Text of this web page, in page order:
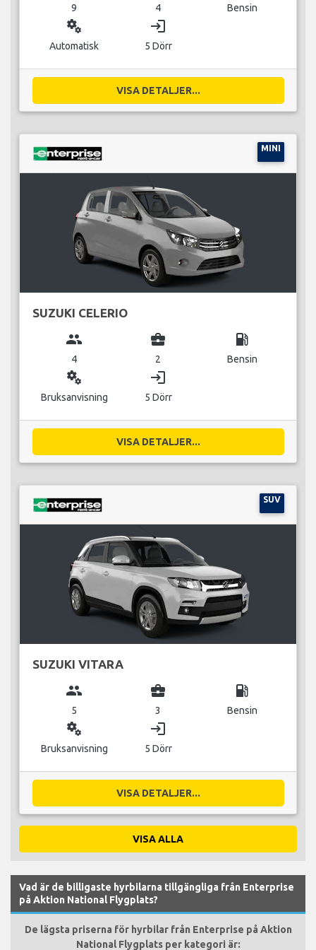
9 4 Bensin
miscellaneous_services
Automatisk
login
5 Dörr
VISA DETALJER...
MINI
SUZUKI CELERIO
group
4
business_center
2
local_gas_station
Bensin
miscellaneous_services
Bruksanvisning
login
5 Dörr
VISA DETALJER...
SUV
SUZUKI VITARA
group
5
business_center
3
local_gas_station
Bensin
miscellaneous_services
Bruksanvisning
login
5 Dörr
VISA DETALJER...
VISA ALLA
Vad är de billigaste hyrbilarna tillgängliga från Enterprise
på Aktion National Flygplats?
De lägsta priserna för hyrbilar från Enterprise på Aktion
National Flygplats per kategori är: